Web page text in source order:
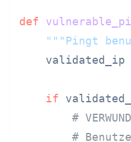
def
"""Pingt
validated_ip
if
#
#